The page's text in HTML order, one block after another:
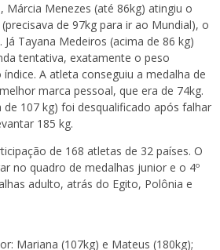
Márcia Menezes (até 86kg) atingiu o
de 97kg para ir ao Mundial), o
Tayana Medeiros (acima de 86 kg)
tentativa, exatamente o peso
A atleta conseguiu a medalha de
marca pessoal, que era de 74kg.
107 kg) foi desqualificado após falhar
185 kg.
de 168 atletas de 32 países. O
no quadro de medalhas junior e o 4º
adulto, atrás do Egito, Polônia e
Mariana (107kg) e Mateus (180kg);